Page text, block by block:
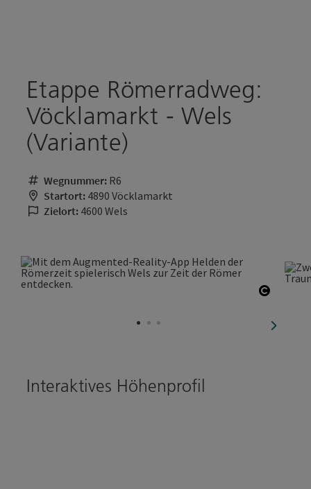
Etappe Römerradweg:
Vöcklamarkt - Wels
(Variante)
Wegnummer: R6
Startort: 4890 Vöcklamarkt
Zielort: 4600 Wels
Interaktives Höhenprofil